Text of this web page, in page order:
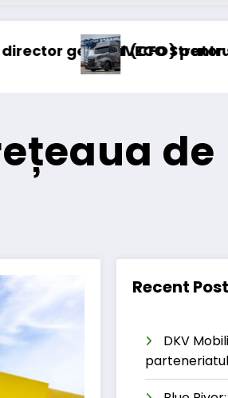
BursaTransport/
de
Recent
DKV